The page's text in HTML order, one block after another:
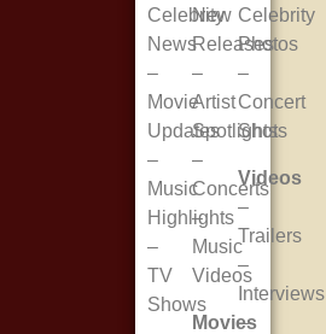
Celebrity
News
–
Movie
Updates
–
Music
Highlights
–
TV
Shows
New
Releases
–
Artist
Spotlights
–
Concerts
–
Music
Videos
Movies
Celebrity
Photos
–
Concert
Shots
Videos
–
Trailers
–
Interviews
–